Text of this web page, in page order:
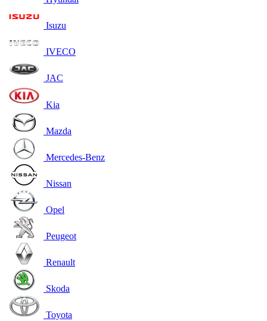
Isuzu
IVECO
JAC
Kia
Mazda
Mercedes-Benz
Nissan
Opel
Peugeot
Renault
Skoda
Toyota